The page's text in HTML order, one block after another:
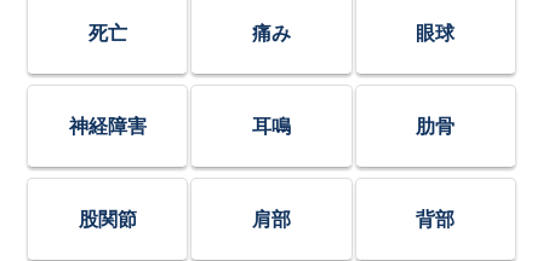
死亡 痛み 眼球
神経障害 耳鳴 肋骨
股関節 肩部 背部